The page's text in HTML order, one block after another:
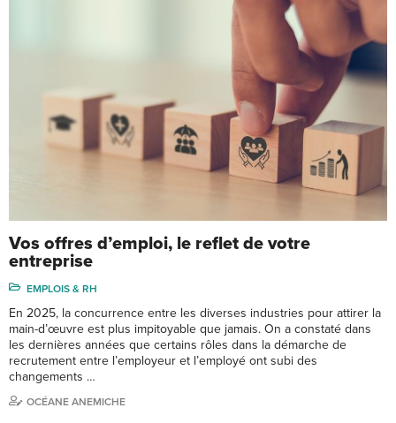
Vos offres d’emploi, le reflet de votre
entreprise
EMPLOIS & RH
En 2025, la concurrence entre les diverses industries pour attirer la
main-d’œuvre est plus impitoyable que jamais. On a constaté dans
les dernières années que certains rôles dans la démarche de
recrutement entre l’employeur et l’employé ont subi des
changements …
OCÉANE ANEMICHE